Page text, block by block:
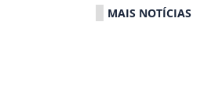
MAIS NOTÍCIAS